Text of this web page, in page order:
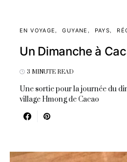
EN VOYAGE GUYANE PAYS
Un Dimanche à
3 MINUTE READ
Une sortie pour la journée du
village Hmong de Cacao